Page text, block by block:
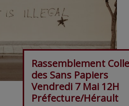
Rassemblement
des Sans Papiers
Vendredi 7 Mai 12H
Préfecture/Hérault